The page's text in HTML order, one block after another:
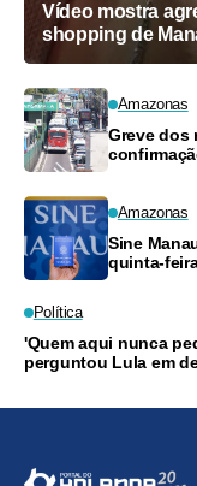
Vídeo mostra
shopping de
Amazonas
Greve dos
Amazonas
Sine
quinta-
Política
'Quem aqui nunca
perguntou Lula em